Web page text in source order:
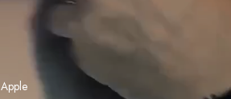
Apple